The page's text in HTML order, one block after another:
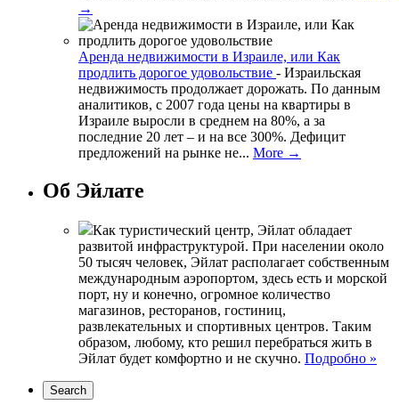
→
Аренда недвижимости в Израиле, или Как
продлить дорогое удовольствие - Израильская
недвижимость продолжает дорожать. По данным
аналитиков, с 2007 года цены на квартиры в
Израиле выросли в среднем на 80%, а за
последние 20 лет – и на все 300%. Дефицит
предложений на рынке не... More →
Об Эйлате
Как туристический центр, Эйлат обладает
развитой инфраструктурой. При населении около
50 тысяч человек, Эйлат располагает собственным
международным аэропортом, здесь есть и морской
порт, ну и конечно, огромное количество
магазинов, ресторанов, гостиниц,
развлекательных и спортивных центров. Таким
образом, любому, кто решил перебраться жить в
Эйлат будет комфортно и не скучно. Подробно »